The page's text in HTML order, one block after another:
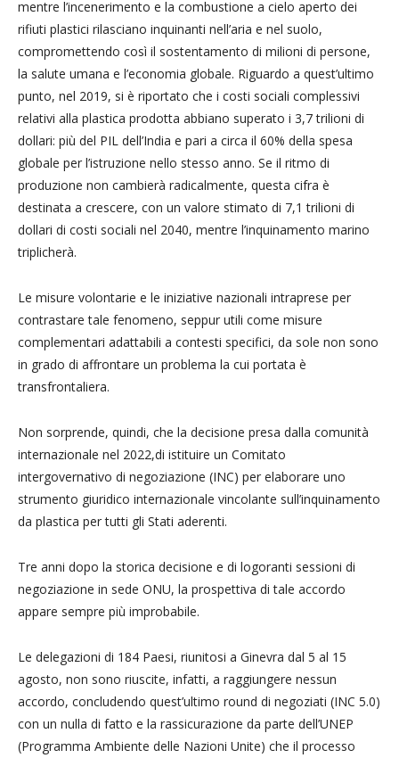
mentre l’incenerimento e la combustione a cielo aperto dei
rifiuti plastici rilasciano inquinanti nell’aria e nel suolo,
compromettendo così il sostentamento di milioni di persone,
la salute umana e l’economia globale. Riguardo a quest’ultimo
punto, nel 2019, si è riportato che i costi sociali complessivi
relativi alla plastica prodotta abbiano superato i 3,7 trilioni di
dollari: più del PIL dell’India e pari a circa il 60% della spesa
globale per l’istruzione nello stesso anno. Se il ritmo di
produzione non cambierà radicalmente, questa cifra è
destinata a crescere, con un valore stimato di 7,1 trilioni di
dollari di costi sociali nel 2040, mentre l’inquinamento marino
triplicherà.
Le misure volontarie e le iniziative nazionali intraprese per
contrastare tale fenomeno, seppur utili come misure
complementari adattabili a contesti specifici, da sole non sono
in grado di affrontare un problema la cui portata è
transfrontaliera.
Non sorprende, quindi, che la decisione presa dalla comunità
internazionale nel 2022,di istituire un Comitato
intergovernativo di negoziazione (INC) per elaborare uno
strumento giuridico internazionale vincolante sull’inquinamento
da plastica per tutti gli Stati aderenti.
Tre anni dopo la storica decisione e di logoranti sessioni di
negoziazione in sede ONU, la prospettiva di tale accordo
appare sempre più improbabile.
Le delegazioni di 184 Paesi, riunitosi a Ginevra dal 5 al 15
agosto, non sono riuscite, infatti, a raggiungere nessun
accordo, concludendo quest’ultimo round di negoziati (INC 5.0)
con un nulla di fatto e la rassicurazione da parte dell’UNEP
(Programma Ambiente delle Nazioni Unite) che il processo